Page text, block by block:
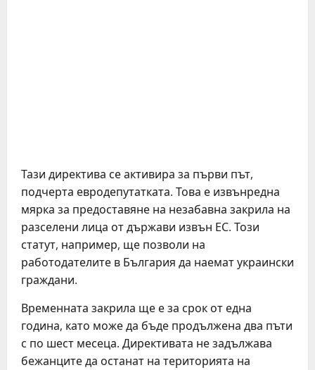
Тази директива се активира за първи път,
подчерта евродепутатката. Това е извънредна
мярка за предоставяне на незабавна закрила на
разселени лица от държави извън ЕС. Този
статут, например, ще позволи на
работодателите в България да наемат украински
граждани.
Временната закрила ще е за срок от една
година, като може да бъде продължена два пъти
с по шест месеца. Директивата не задължава
бежанците да останат на територията на